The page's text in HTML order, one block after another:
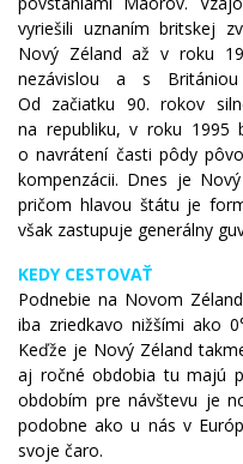
vyriešili uznaním britskej
Nový Zéland až v roku
nezávislou a s
Od začiatku 90. rokov
na republiku, v roku 1995
o navrátení časti pôdy
kompenzácii. Dnes je
pričom hlavou štátu je
však zastupuje generálny
KEDY CESTOVAŤ
Podnebie na Novom
iba zriedkavo nižšími ako
Keďže je Nový Zéland
aj ročné obdobia tu majú
obdobím pre návštevu je
podobne ako u nás v
svoje čaro.